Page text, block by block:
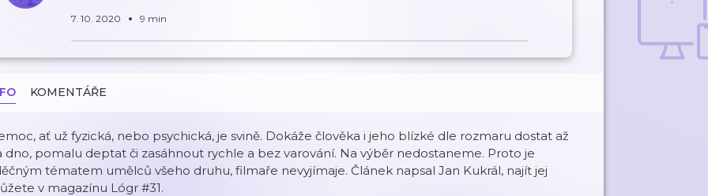
7. 10. 2020 9 min
KOMENTÁŘE
ať už fyzická, nebo psychická, je svině. Dokáže člověka i jeho blízké dle rozmaru dostat až
dno, pomalu deptat či zasáhnout rychle a bez varování. Na výběr nedostaneme. Proto je
tématem umělců všeho druhu, filmaře nevyjímaje. Článek napsal Jan Kukrál, najít jej
v magazínu Lógr #31.